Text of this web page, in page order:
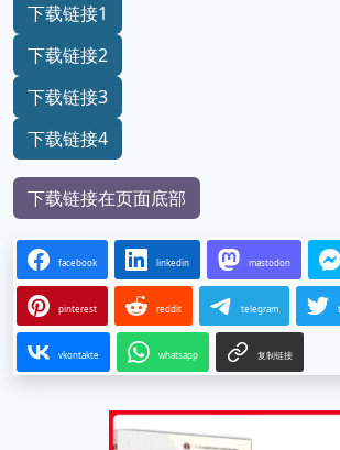
下载链接1
下载链接2
下载链接3
下载链接4
下载链接在页面底部
facebook linkedin mastodon
pinterest reddit telegram
vkontakte whatsapp 复制链接